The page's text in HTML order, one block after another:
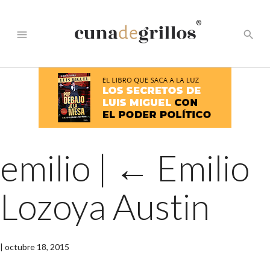
menu
®
search
emilio | ← Emilio
Lozoya Austin
| octubre 18, 2015